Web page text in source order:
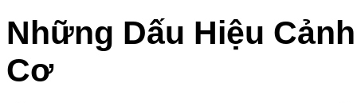
Những Dấu Hiệu
Cơ